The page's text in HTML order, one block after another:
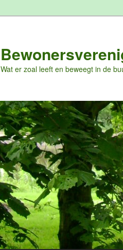
Wat er zoal leeft en beweegt in de